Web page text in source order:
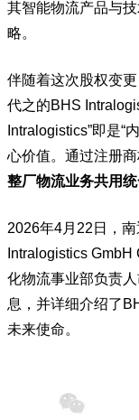
其智能物流产品与
略。
伴随着这次股权变
代之的BHS
Intralogistics”即是“
心价值。通过注册商
整厂物流业务共用统
2026年4月22日，
Intralogistics
化物流事业部负责
息，并详细介绍了
未来使命。